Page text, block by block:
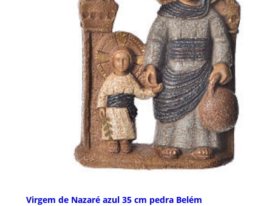
Virgem de Nazaré azul 35 cm pedra Belém